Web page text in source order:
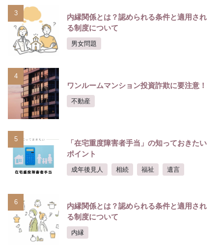
3
内縁関係とは？認められる条件と適用され
る制度について
男女問題
4
ワンルームマンション投資詐欺に要注意！
不動産
5
「在宅重度障害者手当」の知っておきたい
ポイント
成年後見人 相続 福祉 遺言
6
内縁関係とは？認められる条件と適用され
る制度について
内縁